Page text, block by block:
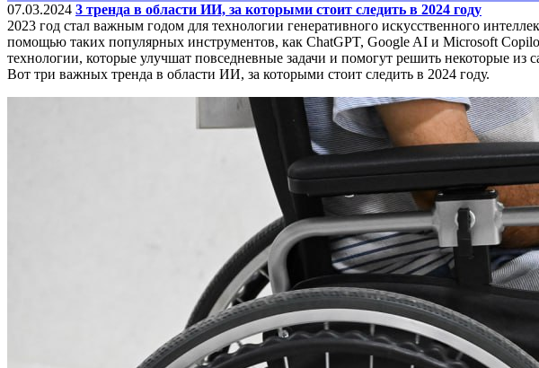
07.03.2024 3 тренда в области ИИ, за которыми стоит следить в 2024 году
2023 год стал важным годом для технологии генеративного искусственного
помощью таких популярных инструментов, как ChatGPT, Google AI и Microsoft
технологии, которые улучшат повседневные задачи и помогут решить некоторые
Вот три важных тренда в области ИИ, за которыми стоит следить в 2024 году.